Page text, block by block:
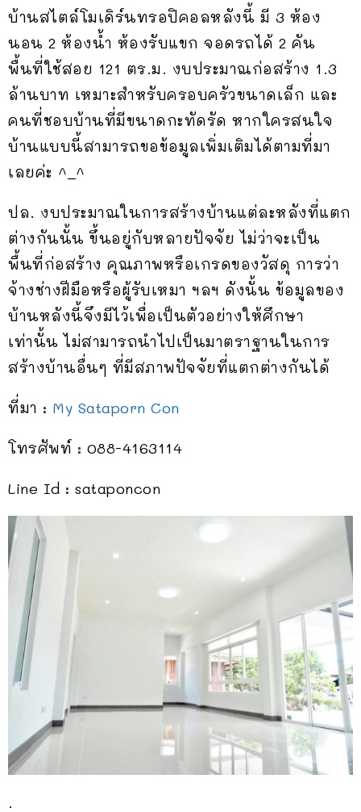
บ้านสไตล์โมเดิร์นทรอปิคอลหลังนี้ มี 3 ห้อง
นอน 2 ห้องน้ำ ห้องรับแขก จอดรถได้ 2 คัน
พื้นที่ใช้สอย 121 ตร.ม. งบประมาณก่อสร้าง 1.3
ล้านบาท เหมาะสำหรับครอบครัวขนาดเล็ก และ
คนที่ชอบบ้านที่มีขนาดกะทัดรัด หากใครสนใจ
บ้านแบบนี้สามารถขอข้อมูลเพิ่มเติมได้ตามที่มา
เลยค่ะ ^_^
ปล. งบประมาณในการสร้างบ้านแต่ละหลังที่แตก
ต่างกันนั้น ขึ้นอยู่กับหลายปัจจัย ไม่ว่าจะเป็น
พื้นที่ก่อสร้าง คุณภาพหรือเกรดของวัสดุ การว่า
จ้างช่างฝีมือหรือผู้รับเหมา ฯลฯ ดังนั้น ข้อมูลของ
บ้านหลังนี้จึงมีไว้เพื่อเป็นตัวอย่างให้ศึกษา
เท่านั้น ไม่สามารถนำไปเป็นมาตราฐานในการ
สร้างบ้านอื่นๆ ที่มีสภาพปัจจัยที่แตกต่างกันได้
ที่มา : My Sataporn Con
โทรศัพท์ : 088-4163114
Line Id : sataponcon
.